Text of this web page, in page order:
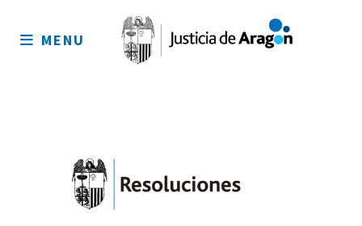
sitio
MENU